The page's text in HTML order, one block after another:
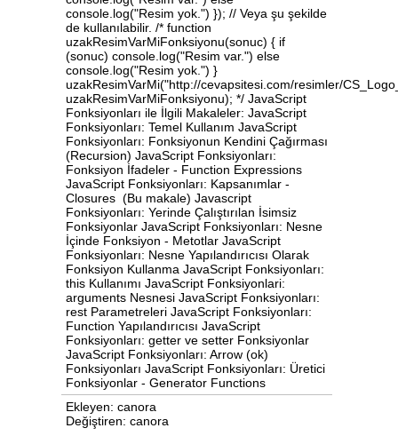
console.log("Resim yok.") }); // Veya şu şekilde
de kullanılabilir. /* function
uzakResimVarMiFonksiyonu(sonuc) { if
(sonuc) console.log("Resim var.") else
console.log("Resim yok.") }
uzakResimVarMi("http://cevapsitesi.com/resimler/
uzakResimVarMiFonksiyonu); */ JavaScript
Fonksiyonları ile İlgili Makaleler: JavaScript
Fonksiyonları: Temel Kullanım JavaScript
Fonksiyonları: Fonksiyonun Kendini Çağırması
(Recursion) JavaScript Fonksiyonları:
Fonksiyon İfadeler - Function Expressions
JavaScript Fonksiyonları: Kapsanımlar -
Closures (Bu makale) Javascript
Fonksiyonları: Yerinde Çalıştırılan İsimsiz
Fonksiyonlar JavaScript Fonksiyonları: Nesne
İçinde Fonksiyon - Metotlar JavaScript
Fonksiyonları: Nesne Yapılandırıcısı Olarak
Fonksiyon Kullanma JavaScript Fonksiyonları:
this Kullanımı JavaScript Fonksiyonlari:
arguments Nesnesi JavaScript Fonksiyonları:
rest Parametreleri JavaScript Fonksiyonları:
Function Yapılandırıcısı JavaScript
Fonksiyonları: getter ve setter Fonksiyonlar
JavaScript Fonksiyonları: Arrow (ok)
Fonksiyonları JavaScript Fonksiyonları: Üretici
Fonksiyonlar - Generator Functions
Ekleyen: canora
Değiştiren: canora